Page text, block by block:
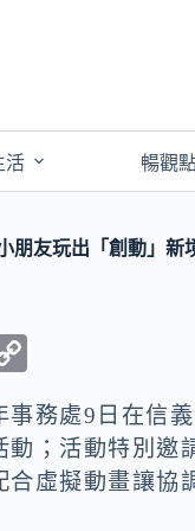
活 暢觀
友玩出「創動」新
p
y
Li
事務處9日在信
動；活動特別
合虛擬動畫讓